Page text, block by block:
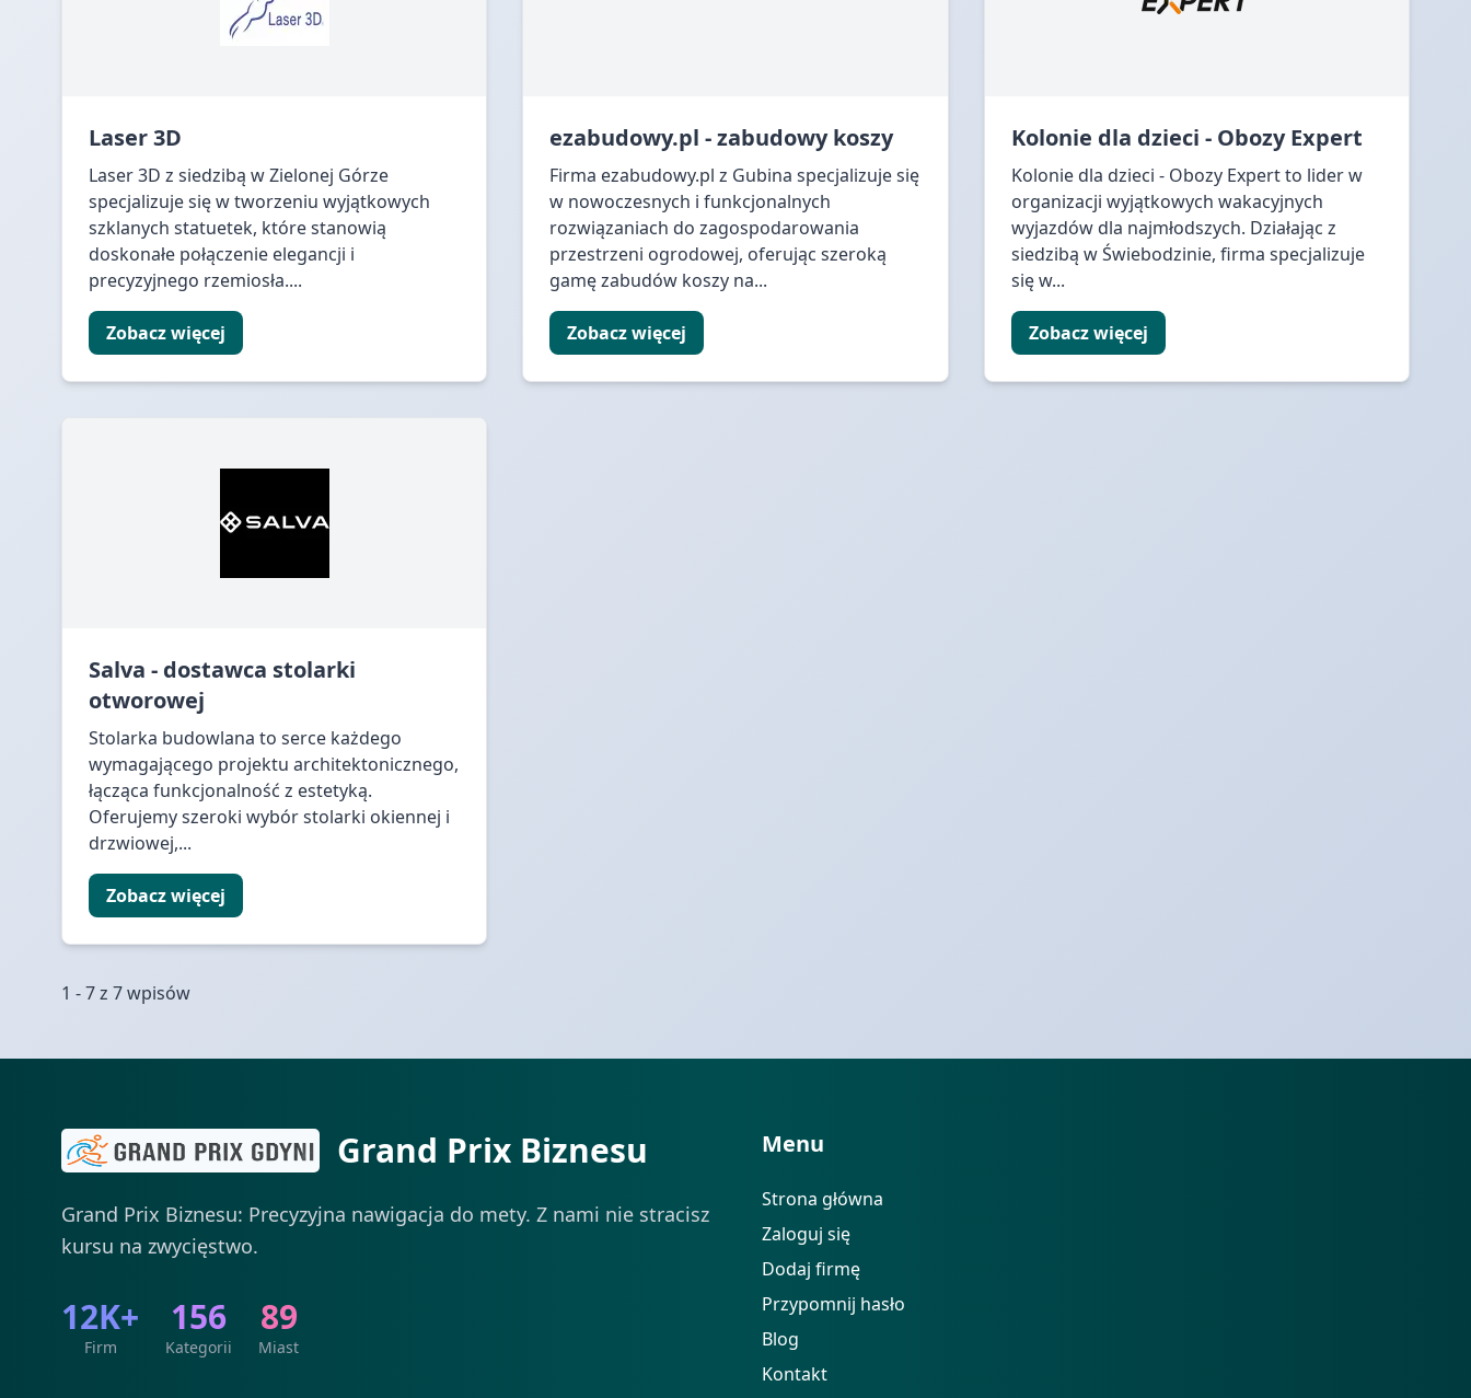
Laser 3D
Laser 3D z siedzibą w Zielonej Górze
specjalizuje się w tworzeniu wyjątkowych
szklanych statuetek, które stanowią
doskonałe połączenie elegancji i
precyzyjnego rzemiosła....
Zobacz więcej
ezabudowy.pl - zabudowy koszy
Firma ezabudowy.pl z Gubina specjalizuje się
w nowoczesnych i funkcjonalnych
rozwiązaniach do zagospodarowania
przestrzeni ogrodowej, oferując szeroką
gamę zabudów koszy na...
Zobacz więcej
Kolonie dla dzieci - Obozy Expert
Kolonie dla dzieci - Obozy Expert to lider w
organizacji wyjątkowych wakacyjnych
wyjazdów dla najmłodszych. Działając z
siedzibą w Świebodzinie, firma specjalizuje
się w...
Zobacz więcej
Salva - dostawca stolarki
otworowej
Stolarka budowlana to serce każdego
wymagającego projektu architektonicznego,
łącząca funkcjonalność z estetyką.
Oferujemy szeroki wybór stolarki okiennej i
drzwiowej,...
Zobacz więcej
1 - 7 z 7 wpisów
Grand Prix Biznesu
Grand Prix Biznesu: Precyzyjna nawigacja do mety. Z nami nie stracisz
kursu na zwycięstwo.
12K+
Firm
156
Kategorii
89
Miast
Menu
Strona główna
Zaloguj się
Dodaj firmę
Przypomnij hasło
Blog
Kontakt